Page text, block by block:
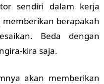
sendiri dalam kerja
berapakah
Beda dengan
kira saja.
akan memberikan